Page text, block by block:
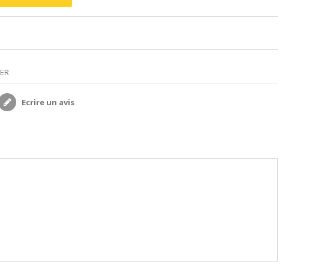
Ecrire un avis